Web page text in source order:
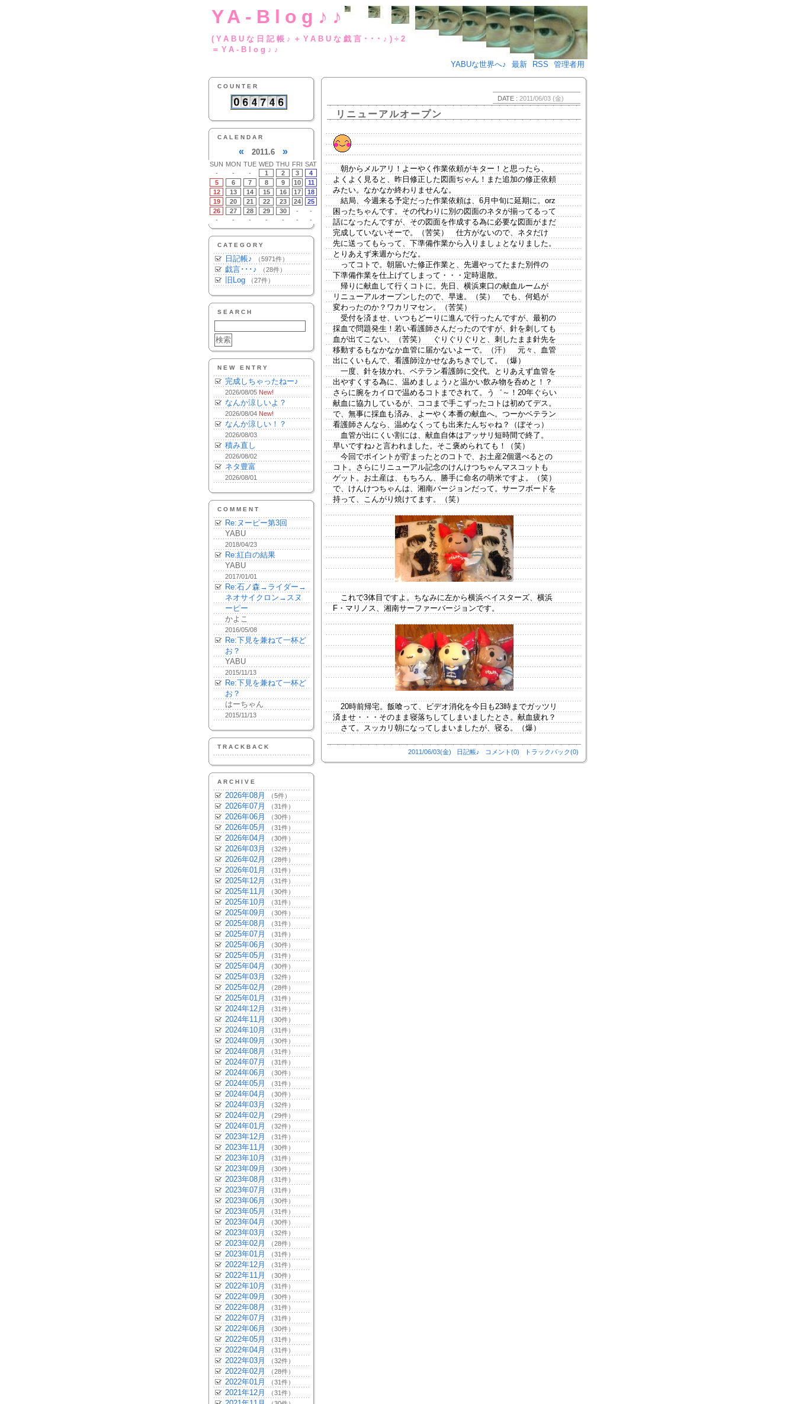
YA-Blog♪♪
(YABUな日記帳♪＋YABUな戯言･･･♪)÷2
＝YA-Blog♪♪
YABUな世界へ♪
最新 RSS 管理者用
COUNTER
CALENDAR
« 2011.6 »
SUN MON TUE WED THU FRI SAT
-
- - 1 2 3
4
5
6 7 8 9 10
11
12
13 14 15 16 17
18
19
20 21 22 23 24
25
26
27 28 29 30 -
-
-
- - - - - -
CATEGORY
日記帳♪ （5971件）
戯言･･･♪ （28件）
旧Log （27件）
SEARCH
NEW ENTRY
完成しちゃったねー♪
2026/08/05 New!
なんか涼しいよ？
2026/08/04 New!
なんか涼しい！？
2026/08/03
積み直し
2026/08/02
ネタ豊富
2026/08/01
COMMENT
Re:ヌーピー第3回
YABU
2018/04/23
Re:紅白の結果
YABU
2017/01/01
Re:石ノ森→ライダー→
ネオサイクロン→スヌ
ーピー
かよこ
2016/05/08
Re:下見を兼ねて一杯ど
お？
YABU
2015/11/13
Re:下見を兼ねて一杯ど
お？
はーちゃん
2015/11/13
TRACKBACK
ARCHIVE
2026年08月 （5件）
2026年07月 （31件）
2026年06月 （30件）
2026年05月 （31件）
2026年04月 （30件）
2026年03月 （32件）
2026年02月 （28件）
2026年01月 （31件）
2025年12月 （31件）
2025年11月 （30件）
2025年10月 （31件）
2025年09月 （30件）
2025年08月 （31件）
2025年07月 （31件）
2025年06月 （30件）
2025年05月 （31件）
2025年04月 （30件）
2025年03月 （32件）
2025年02月 （28件）
2025年01月 （31件）
2024年12月 （31件）
2024年11月 （30件）
2024年10月 （31件）
2024年09月 （30件）
2024年08月 （31件）
2024年07月 （31件）
2024年06月 （30件）
2024年05月 （31件）
2024年04月 （30件）
2024年03月 （32件）
2024年02月 （29件）
2024年01月 （32件）
2023年12月 （31件）
2023年11月 （30件）
2023年10月 （31件）
2023年09月 （30件）
2023年08月 （31件）
2023年07月 （31件）
2023年06月 （30件）
2023年05月 （31件）
2023年04月 （30件）
2023年03月 （32件）
2023年02月 （28件）
2023年01月 （31件）
2022年12月 （31件）
2022年11月 （30件）
2022年10月 （31件）
2022年09月 （30件）
2022年08月 （31件）
2022年07月 （31件）
2022年06月 （30件）
2022年05月 （31件）
2022年04月 （31件）
2022年03月 （32件）
2022年02月 （28件）
2022年01月 （31件）
2021年12月 （31件）
DATE : 2011/06/03 (金)
リニューアルオープン
朝からメルアリ！よーやく作業依頼がキター！と思ったら、
よくよく見ると、昨日修正した図面ぢゃん！また追加の修正依頼
みたい。なかなか終わりませんな。
結局、今週来る予定だった作業依頼は、6月中旬に延期に。orz
困ったちゃんです。その代わりに別の図面のネタが揃ってるって
話になったんですが、その図面を作成する為に必要な図面がまだ
完成していないそーで。（苦笑） 仕方がないので、ネタだけ
先に送ってもらって、下準備作業から入りましょとなりました。
とりあえず来週からだな。
ってコトで。朝届いた修正作業と、先週やってたまた別件の
下準備作業を仕上げてしまって・・・定時退散。
帰りに献血して行くコトに。先日、横浜東口の献血ルームが
リニューアルオープンしたので、早速。（笑） でも、何処が
変わったのか？ワカリマセン。（苦笑）
受付を済ませ、いつもどーりに進んで行ったんですが、最初の
採血で問題発生！若い看護師さんだったのですが、針を刺しても
血が出てこない。（苦笑） ぐりぐりぐりと、刺したまま針先を
移動するもなかなか血管に届かないよーで。（汗） 元々、血管
出にくいもんで、看護師泣かせなあちきでして。（爆）
一度、針を抜かれ、ベテラン看護師に交代。とりあえず血管を
出やすくする為に、温めましょう♪と温かい飲み物を呑めと！？
さらに腕をカイロで温めるコトまでされて。う゛～！20年ぐらい
献血に協力しているが、ココまで手こずったコトは初めてデス。
で、無事に採血も済み、よーやく本番の献血へ。つーかベテラン
看護師さんなら、温めなくっても出来たんぢゃね？（ぼそっ）
血管が出にくい割には、献血自体はアッサリ短時間で終了。
早いですね♪と言われました。そこ褒められても！（笑）
今回でポイントが貯まったとのコトで、お土産2個選べるとの
コト。さらにリニューアル記念のけんけつちゃんマスコットも
ゲット。お土産は、もちろん、勝手に命名の萌米ですよ。（笑）
で、けんけつちゃんは、湘南バージョンだって。サーフボードを
持って、こんがり焼けてます。（笑）
これで3体目ですよ。ちなみに左から横浜ベイスターズ、横浜
F・マリノス、湘南サーファーバージョンです。
20時前帰宅。飯喰って、ビデオ消化を今日も23時までガッツリ
済ませ・・・そのまま寝落ちしてしまいましたとさ。献血疲れ？
さて。スッカリ朝になってしまいましたが、寝る。（爆）
2011/06/03(金) 日記帳♪ コメント(0) トラックバック(0)